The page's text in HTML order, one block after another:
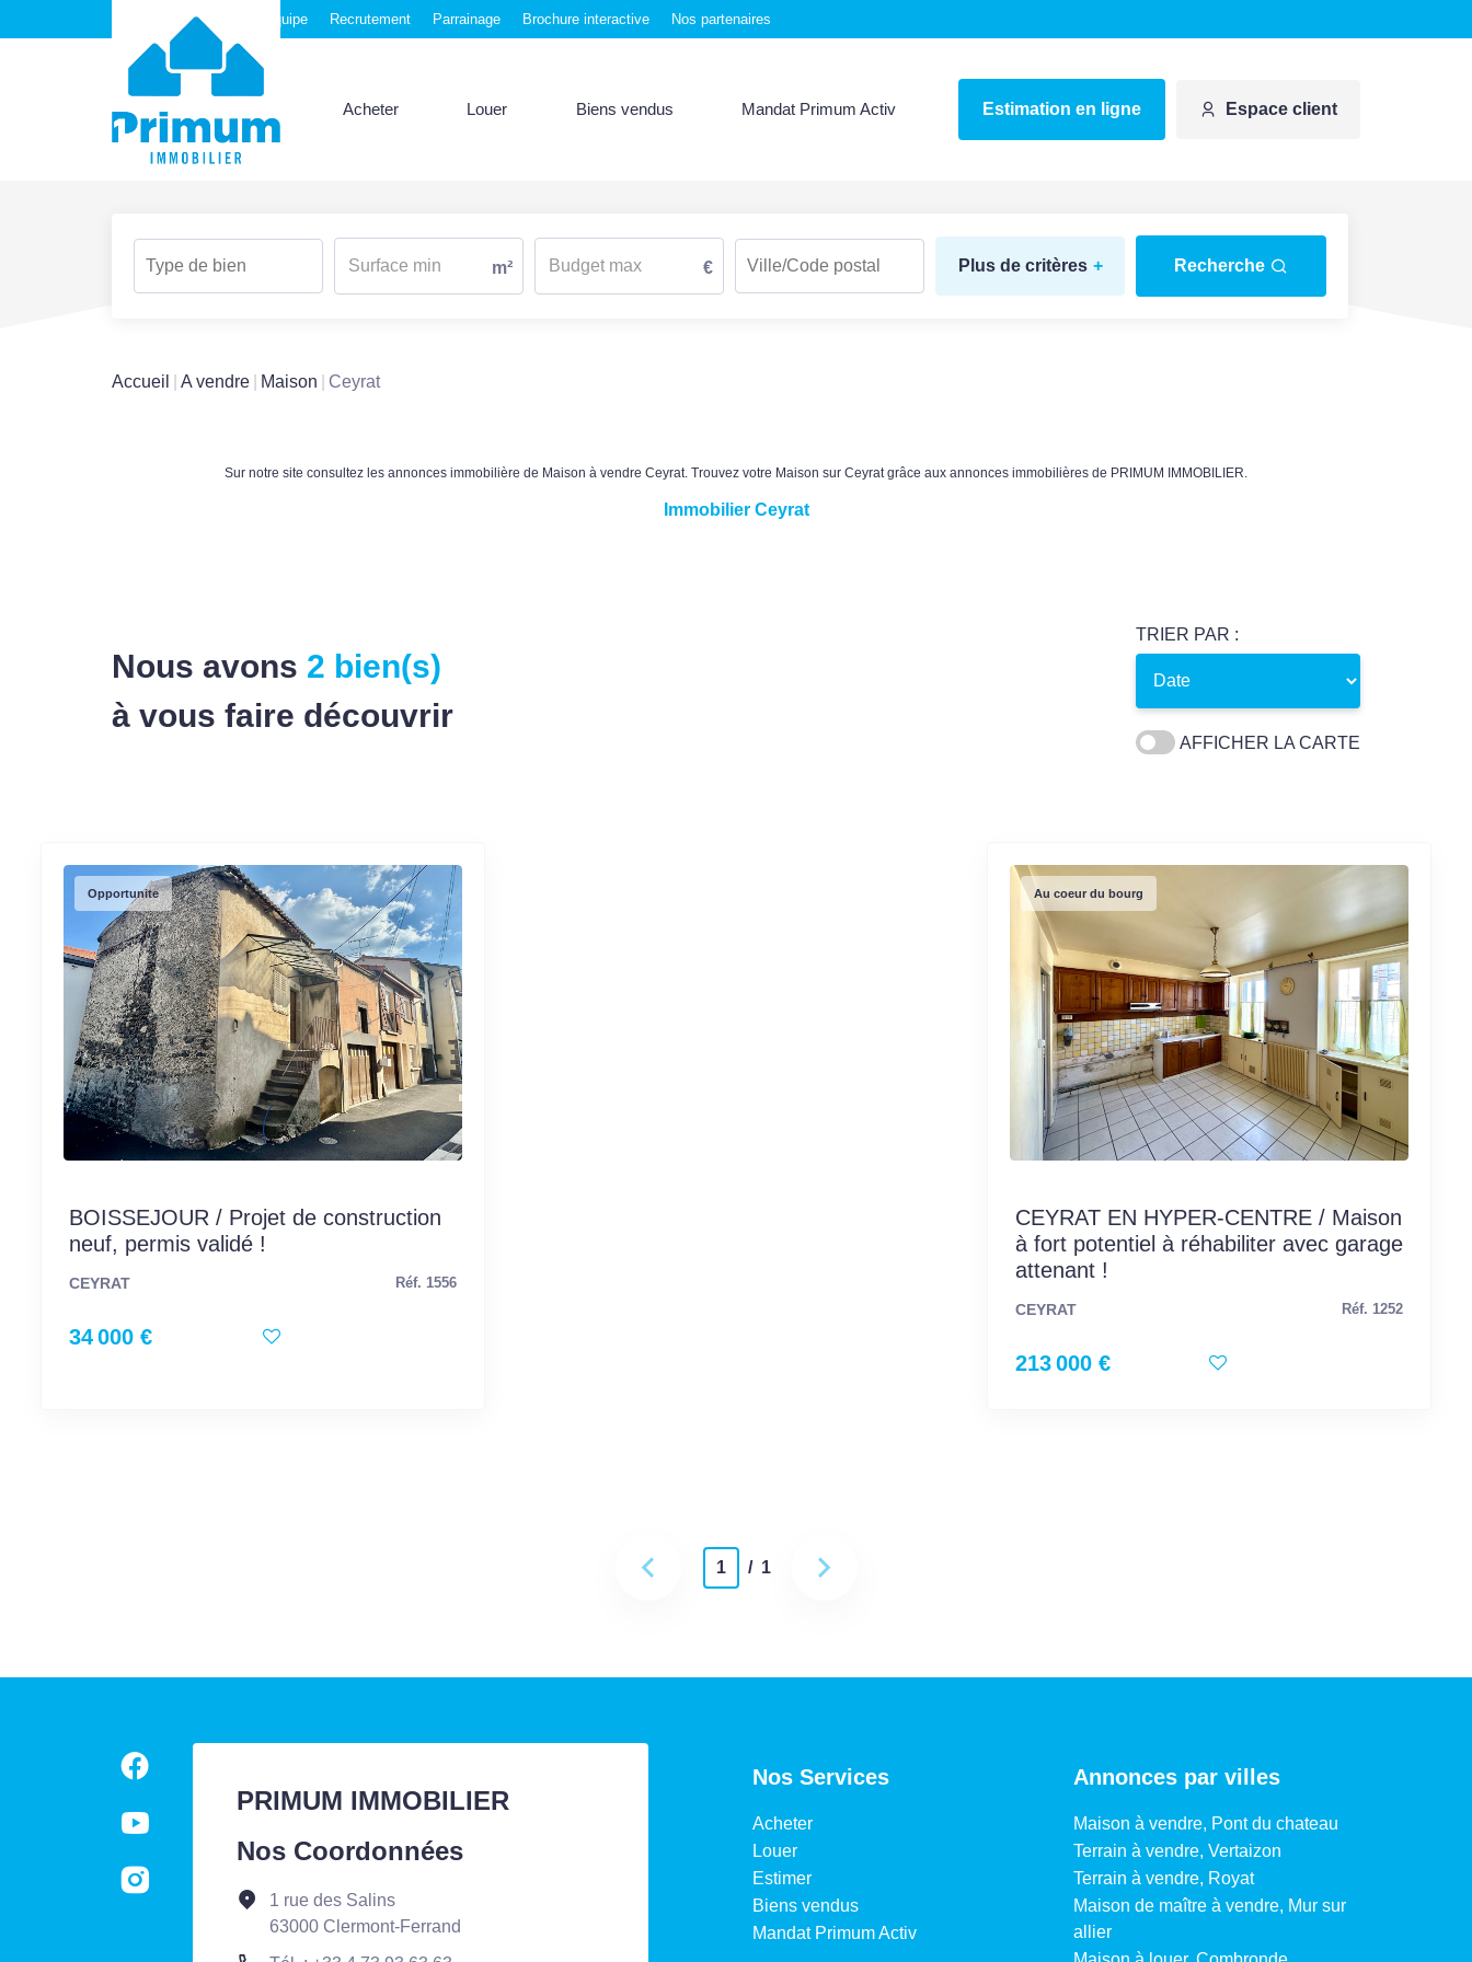
Nos agences Notre équipe Recrutement Parrainage Brochure interactive Nos partenaires
Acheter Louer Biens vendus Mandat Primum Activ Estimation en ligne Espace client
m² € Plus de critères + Recherche
Accueil A vendre Maison Ceyrat
Sur notre site consultez les annonces immobilière de Maison à vendre Ceyrat. Trouvez votre Maison sur Ceyrat grâce aux annonces immobilières de PRIMUM IMMOBILIER.
Immobilier Ceyrat
Nous avons 2 bien(s)
à vous faire découvrir
TRIER PAR :
AFFICHER LA CARTE
Opportunite
BOISSEJOUR / Projet de construction
neuf, permis validé !
CEYRAT Réf. 1556
34 000 €
Au coeur du bourg
CEYRAT EN HYPER-CENTRE / Maison
à fort potentiel à réhabiliter avec garage
attenant !
CEYRAT Réf. 1252
213 000 €
1 / 1
PRIMUM IMMOBILIER
Nos Coordonnées
1 rue des Salins
63000 Clermont-Ferrand
Nos Services
Acheter
Louer
Estimer
Biens vendus
Mandat Primum Activ
Annonces par villes
Maison à vendre, Pont du chateau
Terrain à vendre, Vertaizon
Terrain à vendre, Royat
Maison de maître à vendre, Mur sur
allier